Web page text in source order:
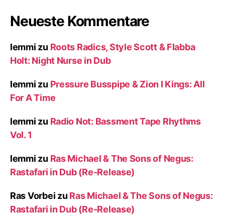
Neueste Kommentare
lemmi zu Roots Radics, Style Scott & Flabba
Holt: Night Nurse in Dub
lemmi zu Pressure Busspipe & Zion I Kings: All
For A Time
lemmi zu Radio Not: Bassment Tape Rhythms
Vol. 1
lemmi zu Ras Michael & The Sons of Negus:
Rastafari in Dub (Re-Release)
Ras Vorbei zu Ras Michael & The Sons of Negus:
Rastafari in Dub (Re-Release)